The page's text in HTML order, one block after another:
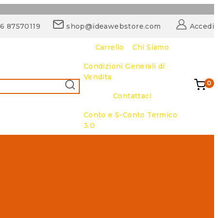
87570119 shop@ideawebstore.com Accedi
CERCA
Carrello Chi Siamo
Condizioni Generali di
Vendita
Contattaci
Conto e S-Conto Termico
3.0
0